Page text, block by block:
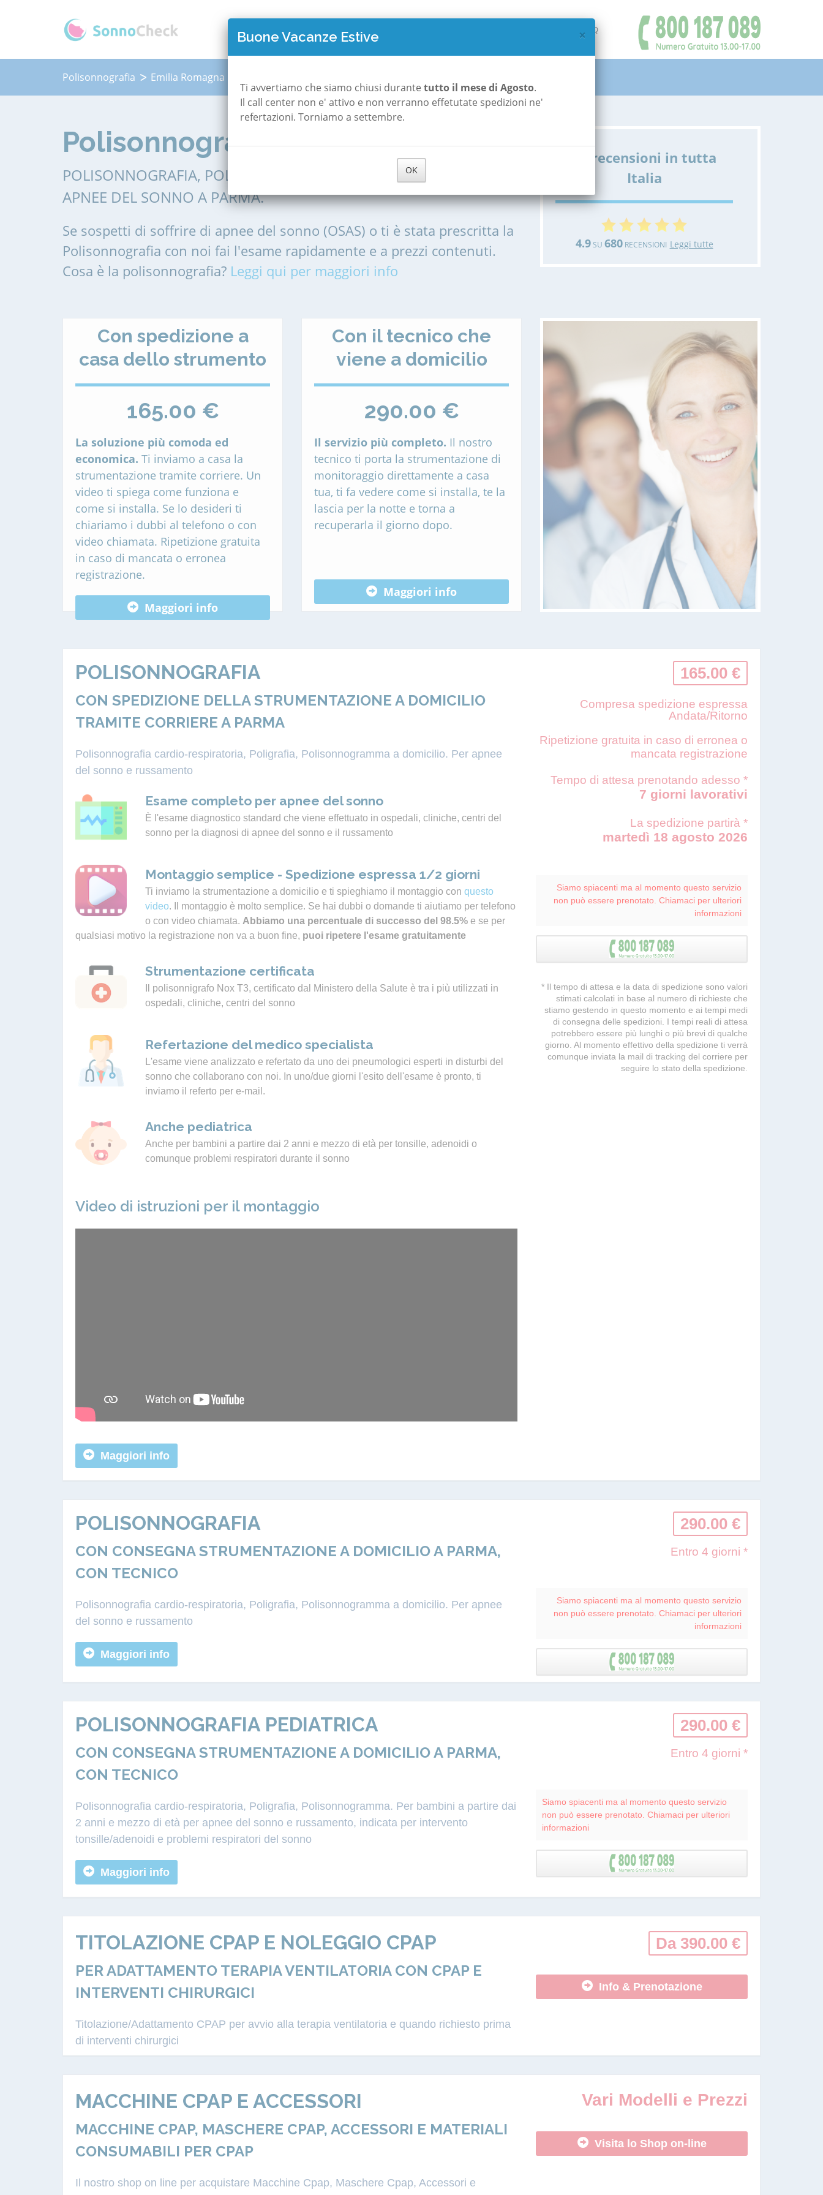
QUANTO COSTA POLISONNOGRAFIA FAQ
Polisonnografia Emilia Romagna
Polisonnografia a Parma
POLISONNOGRAFIA, POLIGRAFIA, POLISONNOGRAMMA PER LE
APNEE DEL SONNO A PARMA.
Se sospetti di soffrire di apnee del sonno (OSAS) o ti è stata prescritta la
Polisonnografia con noi fai l'esame rapidamente e a prezzi contenuti.
Cosa è la polisonnografia? Leggi qui per maggiori info
Le recensioni in tutta
Italia
4.9SU 680RECENSIONI Leggi tutte
Con spedizione a
casa dello strumento
165.00 €
La soluzione più comoda ed
economica. Ti inviamo a casa la
strumentazione tramite corriere. Un
video ti spiega come funziona e
come si installa. Se lo desideri ti
chiariamo i dubbi al telefono o con
video chiamata. Ripetizione gratuita
in caso di mancata o erronea
registrazione.
Maggiori info
Con il tecnico che
viene a domicilio
290.00 €
Il servizio più completo. Il nostro
tecnico ti porta la strumentazione di
monitoraggio direttamente a casa
tua, ti fa vedere come si installa, te la
lascia per la notte e torna a
recuperarla il giorno dopo.
Maggiori info
POLISONNOGRAFIA
CON SPEDIZIONE DELLA STRUMENTAZIONE A DOMICILIO
TRAMITE CORRIERE A PARMA
Polisonnografia cardio-respiratoria, Poligrafia, Polisonnogramma a domicilio. Per apnee
del sonno e russamento
Esame completo per apnee del sonno
È l'esame diagnostico standard che viene effettuato in ospedali, cliniche, centri del
sonno per la diagnosi di apnee del sonno e il russamento
Montaggio semplice - Spedizione espressa 1/2 giorni
Ti inviamo la strumentazione a domicilio e ti spieghiamo il montaggio con questo
video. Il montaggio è molto semplice. Se hai dubbi o domande ti aiutiamo per telefono
o con video chiamata. Abbiamo una percentuale di successo del 98.5% e se per
qualsiasi motivo la registrazione non va a buon fine, puoi ripetere l'esame gratuitamente
Strumentazione certificata
Il polisonnigrafo Nox T3, certificato dal Ministero della Salute è tra i più utilizzati in
ospedali, cliniche, centri del sonno
Refertazione del medico specialista
L'esame viene analizzato e refertato da uno dei pneumologici esperti in disturbi del
sonno che collaborano con noi. In uno/due giorni l'esito dell'esame è pronto, ti
inviamo il referto per e-mail.
Anche pediatrica
Anche per bambini a partire dai 2 anni e mezzo di età per tonsille, adenoidi o
comunque problemi respiratori durante il sonno
Video di istruzioni per il montaggio
Maggiori info
165.00 €
Compresa spedizione espressa
Andata/Ritorno
Ripetizione gratuita in caso di erronea o
mancata registrazione
Tempo di attesa prenotando adesso *
7 giorni lavorativi
La spedizione partirà *
martedì 18 agosto 2026
Siamo spiacenti ma al momento questo servizio
non può essere prenotato. Chiamaci per ulteriori
informazioni
* Il tempo di attesa e la data di spedizione sono valori
stimati calcolati in base al numero di richieste che
stiamo gestendo in questo momento e ai tempi medi
di consegna delle spedizioni. I tempi reali di attesa
potrebbero essere più lunghi o più brevi di qualche
giorno. Al momento effettivo della spedizione ti verrà
comunque inviata la mail di tracking del corriere per
seguire lo stato della spedizione.
POLISONNOGRAFIA
CON CONSEGNA STRUMENTAZIONE A DOMICILIO A PARMA,
CON TECNICO
Polisonnografia cardio-respiratoria, Poligrafia, Polisonnogramma a domicilio. Per apnee
del sonno e russamento
Maggiori info
290.00 €
Entro 4 giorni *
Siamo spiacenti ma al momento questo servizio
non può essere prenotato. Chiamaci per ulteriori
informazioni
POLISONNOGRAFIA PEDIATRICA
CON CONSEGNA STRUMENTAZIONE A DOMICILIO A PARMA,
CON TECNICO
Polisonnografia cardio-respiratoria, Poligrafia, Polisonnogramma. Per bambini a partire dai
2 anni e mezzo di età per apnee del sonno e russamento, indicata per intervento
tonsille/adenoidi e problemi respiratori del sonno
Maggiori info
290.00 €
Entro 4 giorni *
Siamo spiacenti ma al momento questo servizio
non può essere prenotato. Chiamaci per ulteriori
informazioni
TITOLAZIONE CPAP E NOLEGGIO CPAP
PER ADATTAMENTO TERAPIA VENTILATORIA CON CPAP E
INTERVENTI CHIRURGICI
Titolazione/Adattamento CPAP per avvio alla terapia ventilatoria e quando richiesto prima
di interventi chirurgici
Da 390.00 €
Info & Prenotazione
MACCHINE CPAP E ACCESSORI
MACCHINE CPAP, MASCHERE CPAP, ACCESSORI E MATERIALI
CONSUMABILI PER CPAP
Il nostro shop on line per acquistare Macchine Cpap, Maschere Cpap, Accessori e
Vari Modelli e Prezzi
Visita lo Shop on-line
×
Buone Vacanze Estive
Ti avvertiamo che siamo chiusi durante tutto il mese di Agosto.
Il call center non e' attivo e non verranno effetutate spedizioni ne'
refertazioni. Torniamo a settembre.
OK